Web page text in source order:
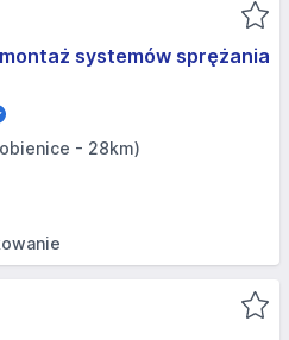
systemów sprężania
- 28km)